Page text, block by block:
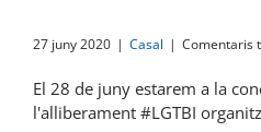
27 juny 2020 | Casal | Comentaris
El 28 de juny estarem a la
l'alliberament #LGTBI